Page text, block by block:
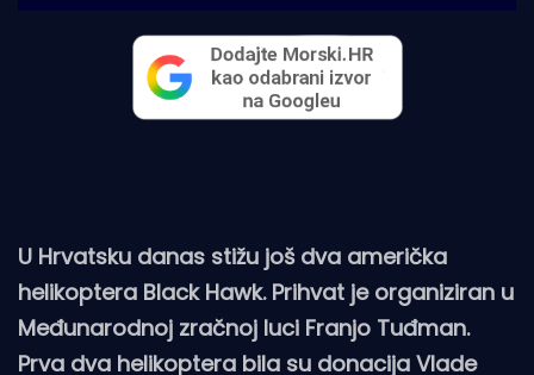
U Hrvatsku danas stižu još dva američka
helikoptera Black Hawk. Prihvat je organiziran u
Međunarodnoj zračnoj luci Franjo Tuđman.
Prva dva helikoptera bila su donacija Vlade